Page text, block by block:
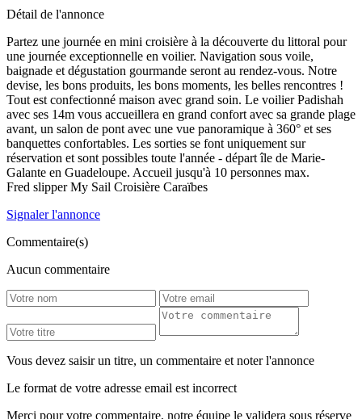
Détail de l'annonce
Partez une journée en mini croisière à la découverte du littoral pour
une journée exceptionnelle en voilier. Navigation sous voile,
baignade et dégustation gourmande seront au rendez-vous. Notre
devise, les bons produits, les bons moments, les belles rencontres !
Tout est confectionné maison avec grand soin. Le voilier Padishah
avec ses 14m vous accueillera en grand confort avec sa grande plage
avant, un salon de pont avec une vue panoramique à 360° et ses
banquettes confortables. Les sorties se font uniquement sur
réservation et sont possibles toute l'année - départ île de Marie-
Galante en Guadeloupe. Accueil jusqu'à 10 personnes max.
Fred slipper My Sail Croisière Caraïbes
Signaler l'annonce
Commentaire(s)
Aucun commentaire
Vous devez saisir un titre, un commentaire et noter l'annonce
Le format de votre adresse email est incorrect
Merci pour votre commentaire, notre équipe le validera sous réserve